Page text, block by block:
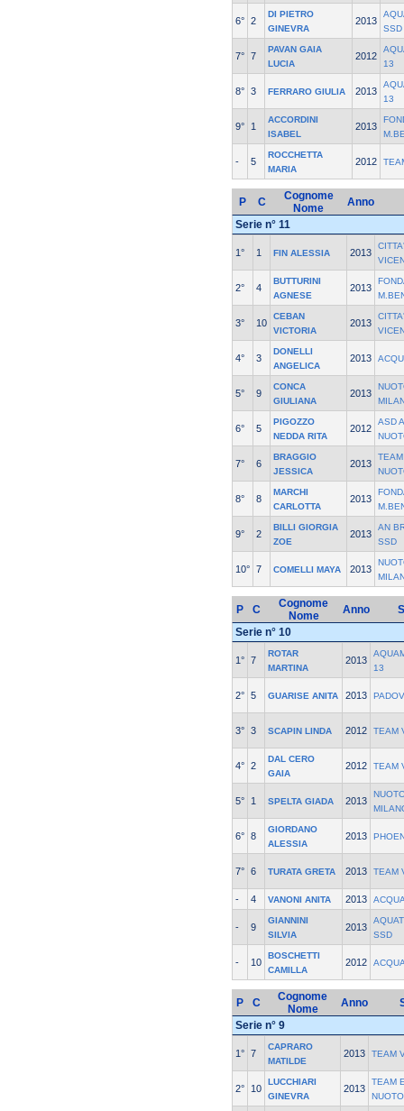
6° 2
DI PIETRO
GINEVRA
2013
SSD
7° 7
PAVAN GAIA
LUCIA
2012
13
8° 3 FERRARO GIULIA 2013
13
9° 1
ACCORDINI
ISABEL
2013
- 5
ROCCHETTA
MARIA
2012
P C
Cognome
Nome
Anno
Serie n° 11
1° 1 FIN ALESSIA 2013
2° 4
BUTTURINI
AGNESE
2013
3° 10
CEBAN
VICTORIA
2013
4° 3
DONELLI
ANGELICA
2013
5° 9
CONCA
GIULIANA
2013
6° 5
PIGOZZO
NEDDA RITA
2012
ASD
7° 6
BRAGGIO
JESSICA
2013
8° 8
MARCHI
CARLOTTA
2013
9° 2
BILLI GIORGIA
ZOE
2013
AN
SSD
10° 7 COMELLI MAYA 2013
P C
Cognome
Nome
Anno
Serie n° 10
1° 7
ROTAR
MARTINA
2013
13
2° 5 GUARISE ANITA 2013
3° 3 SCAPIN LINDA 2012 TEAM
4° 2
DAL CERO
GAIA
2012 TEAM
5° 1 SPELTA GIADA 2013
6° 8
GIORDANO
ALESSIA
2013
7° 6 TURATA GRETA 2013 TEAM
- 4 VANONI ANITA 2013
- 9
GIANNINI
SILVIA
2013
SSD
- 10
BOSCHETTI
CAMILLA
2012
P C
Cognome
Nome
Anno
Serie n° 9
1° 7
CAPRARO
MATILDE
2013 TEAM
2° 10
LUCCHIARI
GINEVRA
2013
TEAM